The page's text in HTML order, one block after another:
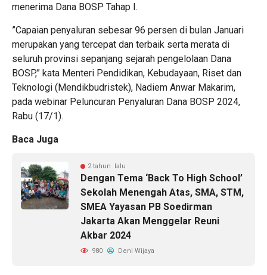
menerima Dana BOSP Tahap I.
”Capaian penyaluran sebesar 96 persen di bulan Januari
merupakan yang tercepat dan terbaik serta merata di
seluruh provinsi sepanjang sejarah pengelolaan Dana
BOSP,” kata Menteri Pendidikan, Kebudayaan, Riset dan
Teknologi (Mendikbudristek), Nadiem Anwar Makarim,
pada webinar Peluncuran Penyaluran Dana BOSP 2024,
Rabu (17/1).
Baca Juga
2 tahun lalu
Dengan Tema ‘Back To High School’
Sekolah Menengah Atas, SMA, STM,
SMEA Yayasan PB Soedirman
Jakarta Akan Menggelar Reuni
Akbar 2024
980 Deni Wijaya